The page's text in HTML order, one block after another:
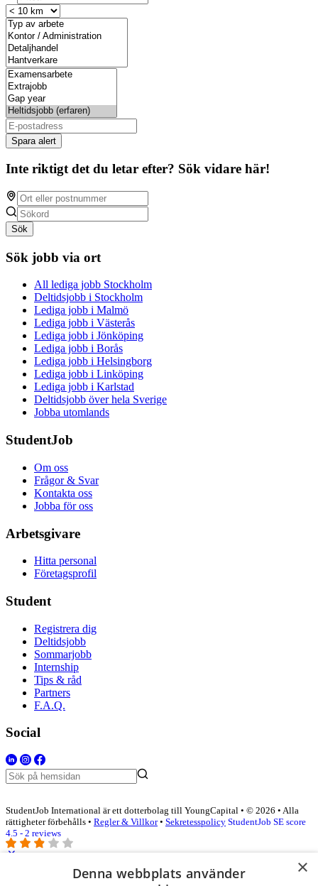
Spara alert
Inte riktigt det du letar efter? Sök vidare här!
Sök
Sök jobb via ort
All lediga jobb Stockholm
Deltidsjobb i Stockholm
Lediga jobb i Malmö
Lediga jobb i Västerås
Lediga jobb i Jönköping
Lediga jobb i Borås
Lediga jobb i Helsingborg
Lediga jobb i Linköping
Lediga jobb i Karlstad
Deltidsjobb över hela Sverige
Jobba utomlands
StudentJob
Om oss
Frågor & Svar
Kontakta oss
Jobba för oss
Arbetsgivare
Hitta personal
Företagsprofil
Student
Registrera dig
Deltidsjobb
Sommarjobb
Internship
Tips & råd
Partners
F.A.Q.
Social
StudentJob International är ett dotterbolag till YoungCapital • © 2026 • Alla
rättigheter förbehålls • Regler & Villkor• Sekretesspolicy StudentJob SE score
4.5 - 2 reviews
×
Denna webbplats använder